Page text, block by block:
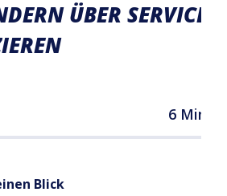
ÜBER SERVICE
6
Blick